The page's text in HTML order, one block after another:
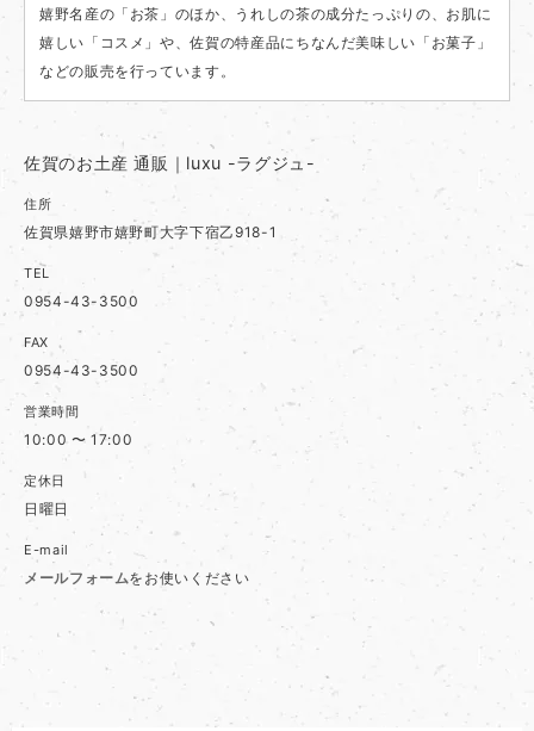
嬉野名産の「お茶」のほか、うれしの茶の成分たっぷりの、お肌に
嬉しい「コスメ」や、佐賀の特産品にちなんだ美味しい「お菓子」
などの販売を行っています。
佐賀のお土産 通販｜luxu -ラグジュ-
住所
佐賀県嬉野市嬉野町大字下宿乙918-1
TEL
0954-43-3500
FAX
0954-43-3500
営業時間
10:00 〜 17:00
定休日
日曜日
E-mail
メールフォームをお使いください